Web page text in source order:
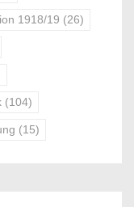
1918/19 (26)
(104)
(15)